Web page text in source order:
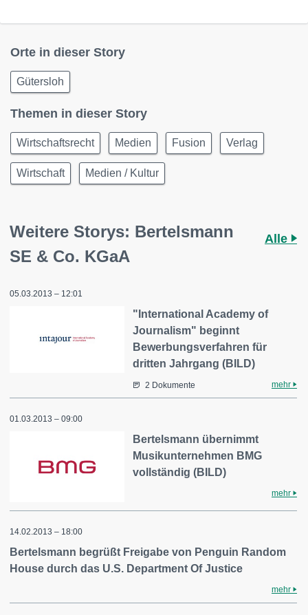
Orte in dieser Story
Gütersloh
Themen in dieser Story
Wirtschaftsrecht Medien Fusion Verlag
Wirtschaft Medien / Kultur
Weitere Storys: Bertelsmann
SE & Co. KGaA
Alle
05.03.2013 – 12:01
"International Academy of
Journalism" beginnt
Bewerbungsverfahren für
dritten Jahrgang (BILD)
2 Dokumente mehr
01.03.2013 – 09:00
Bertelsmann übernimmt
Musikunternehmen BMG
vollständig (BILD)
mehr
14.02.2013 – 18:00
Bertelsmann begrüßt Freigabe von Penguin Random
House durch das U.S. Department Of Justice
mehr